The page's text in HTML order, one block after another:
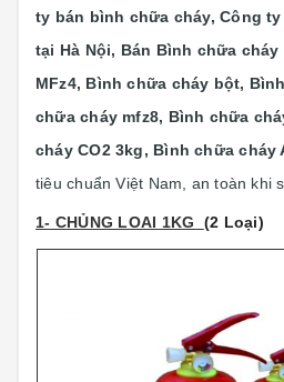
ty bán bình chữa cháy, Công
tại Hà Nội, Bán Bình chữa
MFz4, Bình chữa cháy bột,
chữa cháy mfz8, Bình chữa
cháy CO2 3kg, Bình chữa cháy
tiêu chuẩn Việt Nam, an toàn khi
1- CHỦNG LOAI 1KG (2 Loại)